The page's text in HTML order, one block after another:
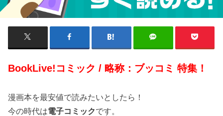
BookLive!コミック / 略称：ブッコミ 特集！
漫画本を最安値で読みたいとしたら！
今の時代は電子コミックです。